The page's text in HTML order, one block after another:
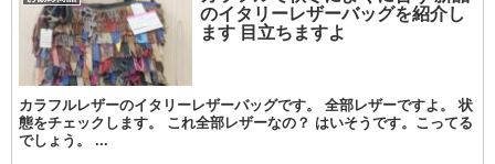
のイタリーレザーバッグを紹介し
ます 目立ちますよ
カラフルレザーのイタリーレザーバッグです。 全部レザーですよ。 状
態をチェックします。 これ全部レザーなの？ はいそうです。こってる
でしょう。 ...